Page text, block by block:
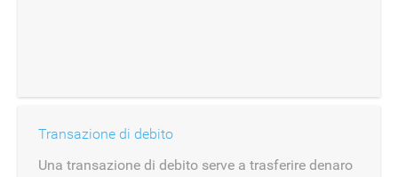
Transazione di debito
Una transazione di debito serve a trasferire denaro